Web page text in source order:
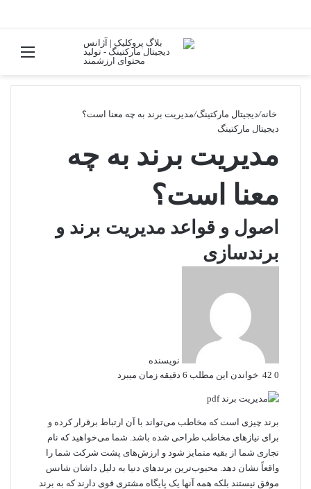
جستجو
تغییر پوسته
خانه/دیجیتال مارکتینگ/مدیریت برند به چه معنا است؟
دیجیتال مارکتینگ
مدیریت برند به چه
معنا است؟
اصول و قواعد مدیریت برند و
برندسازی
نویسنده
0
خواندن این مطلب 6 دقیقه زمان میبرد
برند چیزی است که مخاطب می‌تواند با آن ارتباط برقرار کرده و
برای نیازهای مخاطب طراحی شده باشد. شما می‌خواهید که نام
تجاری شما از بقیه متمایز شود و ارزش‌های پشت شرکت شما را
واقعاً نشان دهد. محبوب‌ترین برندهای دنیا به دلیل داشان شانس
موفق نیستند بلکه همه آنها یک پایگاه مشتری قوی دارند که به برند